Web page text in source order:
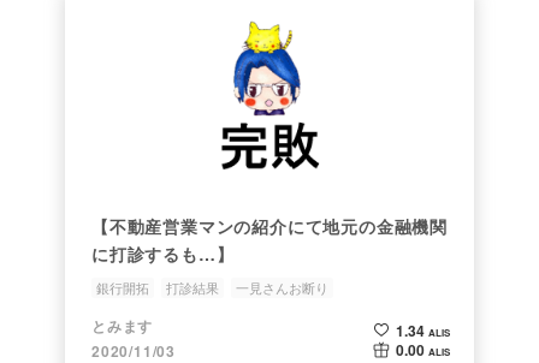
【不動産営業マンの紹介にて地元の金融機関
に打診するも…】
銀行開拓 打診結果 一見さんお断り
とみます
2020/11/03
1.34 ALIS
0.00 ALIS